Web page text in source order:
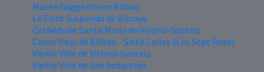
Musée Guggenheim Bilbao
Le Pont Suspendu de Biscaye
Cathédrale Santa María de Vitoria-Gasteiz
Casco Viejo de Bilbao - Siete Calles (Les Sept Rues)
Vieille Ville de Vitoria-Gasteiz
Vieille Ville de San Sebastián